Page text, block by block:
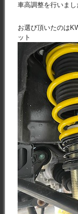
車高調整を行いまし
お選び頂いたのは
ット